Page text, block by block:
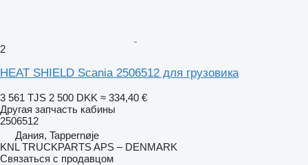
2
HEAT SHIELD Scania 2506512 для грузовика
3 561 TJS 2 500 DKK ≈ 334,40 €
Другая запчасть кабины
2506512
Дания, Tappernøje
KNL TRUCKPARTS APS – DENMARK
Связаться с продавцом